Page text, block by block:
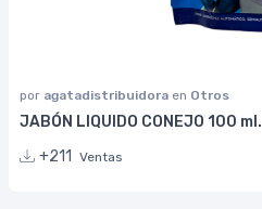
por agatadistribuidora en Otros
JABÓN LIQUIDO CONEJO 100 ml.
+211
Ventas